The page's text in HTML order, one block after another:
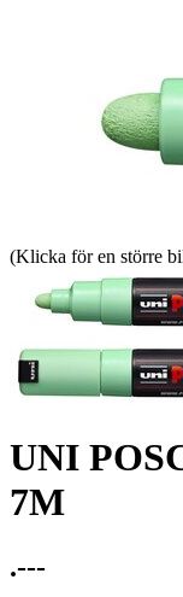
(Klicka för en större
UNI
7M
.---